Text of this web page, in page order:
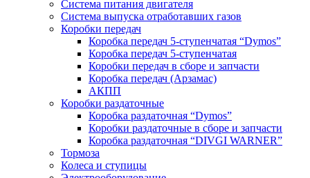
Система питания двигателя
Система выпуска отработавших газов
Коробки передач
Коробка передач 5-ступенчатая “Dymos”
Коробка передач 5-ступенчатая
Коробки передач в сборе и запчасти
Коробка передач (Арзамас)
АКПП
Коробки раздаточные
Коробка раздаточная “Dymos”
Коробки раздаточные в сборе и запчасти
Коробка раздаточная “DIVGI WARNER”
Тормоза
Колеса и ступицы